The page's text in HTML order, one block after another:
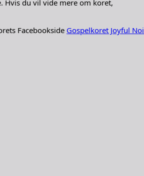
Hvis du vil vide mere om koret,
Facebookside Gospelkoret Joyful